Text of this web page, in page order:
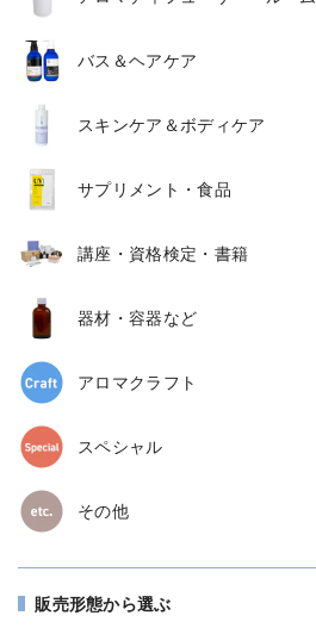
バス＆ヘアケア
スキンケア＆ボディケア
サプリメント・食品
講座・資格検定・書籍
器材・容器など
アロマクラフト
スペシャル
その他
販売形態から選ぶ